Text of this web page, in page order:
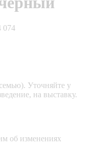
074
Уточняйте у
на выставку.
об изменениях